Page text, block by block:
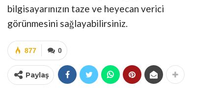
bilgisayarınızın taze ve heyecan verici
görünmesini sağlayabilirsiniz.
0
877
Paylaş